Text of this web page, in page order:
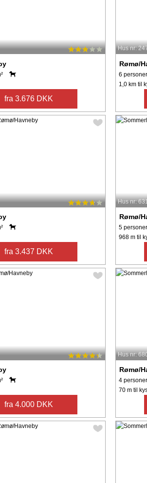
fra 3.676 DKK
Hus nr:
Rømø/
6
1,0 km til
fra 3.437 DKK
Hus nr:
Rømø/
5
968 m til
fra 4.000 DKK
Hus nr:
Rømø/
4
70 m til